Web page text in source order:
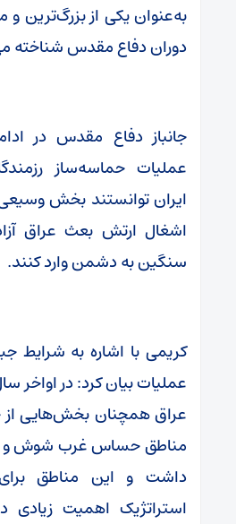
به‌عنوان یکی از بزرگ‌ترین و
دوران دفاع مقدس شناخته
جانباز دفاع مقدس در
عملیات حماسه‌ساز
ایران توانستند بخش
اشغال ارتش بعث عراق
سنگین به دشمن وارد کنند.
کریمی با اشاره به شرایط
عراق همچنان بخش‌هایی از
مناطق حساس غرب شوش و
داشت و این مناطق
استراتژیک اهمیت زیادی